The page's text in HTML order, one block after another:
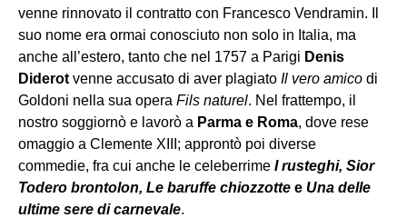
venne rinnovato il contratto con Francesco Vendramin. Il
suo nome era ormai conosciuto non solo in Italia, ma
anche all’estero, tanto che nel 1757 a Parigi Denis
Diderot venne accusato di aver plagiato Il vero amico di
Goldoni nella sua opera Fils naturel. Nel frattempo, il
nostro soggiornò e lavorò a Parma e Roma, dove rese
omaggio a Clemente XIII; approntò poi diverse
commedie, fra cui anche le celeberrime I rusteghi, Sior
Todero brontolon, Le baruffe chiozzotte e Una delle
ultime sere di carnevale.